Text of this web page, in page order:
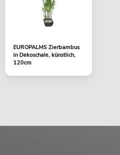
EUROPALMS Zierbambus
in Dekoschale, künstlich,
120cm